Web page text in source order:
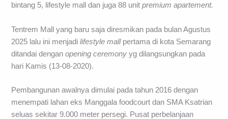
bintang 5, lifestyle mall dan juga 88 unitpremium apartement.
Tentrem Mall yang baru saja diresmikan pada bulan Agustus
2025 lalu ini menjadilifestyle mallpertama di kota Semarang
ditandai denganopening ceremony yg dilangsungkan pada
hari Kamis (13-08-2020).
Pembangunan awalnya dimulai pada tahun 2016 dengan
menempati lahan eks Manggala foodcourt dan SMA Ksatrian
seluas sekitar 9.000 meter persegi. Pusat perbelanjaan